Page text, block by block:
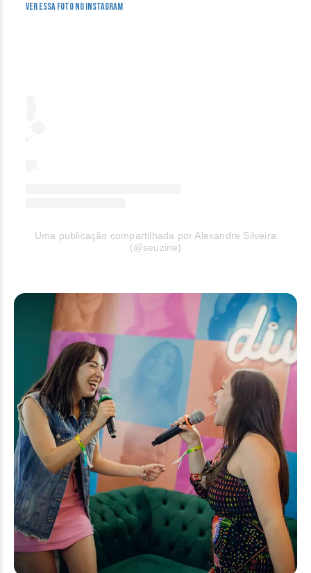
Ver essa foto no Instagram
Uma publicação compartilhada por Alexandre Silveira
(@seuzine)